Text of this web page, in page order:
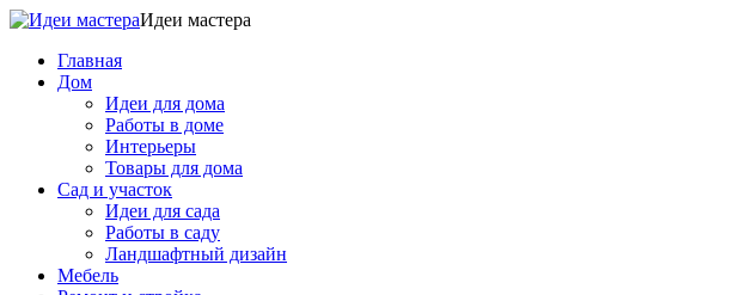
Идеи мастера
Главная
Дом
Идеи для дома
Работы в доме
Интерьеры
Товары для дома
Сад и участок
Идеи для сада
Работы в саду
Ландшафтный дизайн
Мебель